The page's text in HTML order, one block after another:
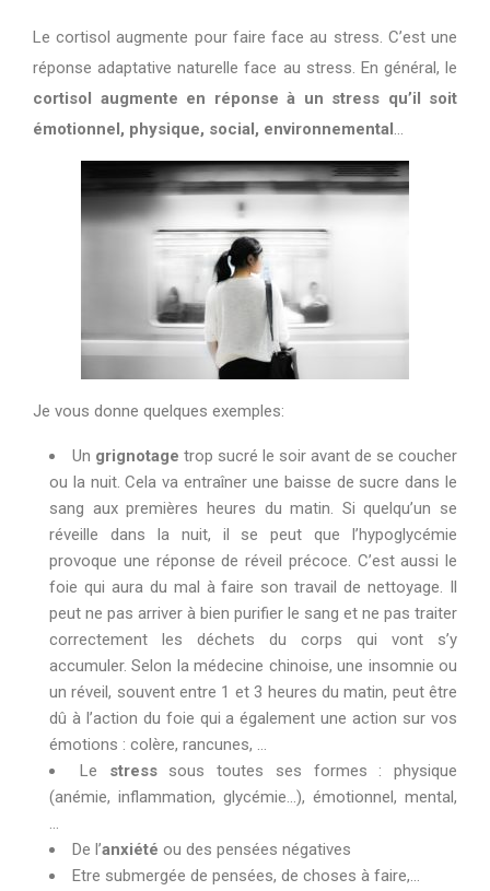
Le cortisol augmente pour faire face au stress. C’est une
réponse adaptative naturelle face au stress. En général, le
cortisol augmente en réponse à un stress qu’il soit
émotionnel, physique, social, environnemental …
Je vous donne quelques exemples:
Un grignotage trop sucré le soir avant de se coucher
ou la nuit. Cela va entraîner une baisse de sucre dans le
sang aux premières heures du matin. Si quelqu’un se
réveille dans la nuit, il se peut que l’hypoglycémie
provoque une réponse de réveil précoce. C’est aussi le
foie qui aura du mal à faire son travail de nettoyage. Il
peut ne pas arriver à bien purifier le sang et ne pas traiter
correctement les déchets du corps qui vont s’y
accumuler. Selon la médecine chinoise, une insomnie ou
un réveil, souvent entre 1 et 3 heures du matin, peut être
dû à l’action du foie qui a également une action sur vos
émotions : colère, rancunes, …
Le stresssous toutes ses formes : physique
(anémie, inflammation, glycémie…), émotionnel, mental,
…
De l’anxiété ou des pensées négatives
Etre submergée de pensées, de choses à faire,…